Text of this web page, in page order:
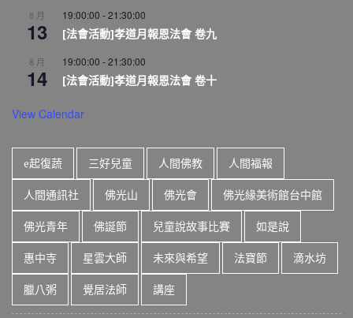
8 月
13
19:00:00 -21:30:00
[法會活動]孝道月報恩法會 卷九
8 月
14
19:00:00 -21:30:00
[法會活動]孝道月報恩法會 卷十
View Calendar
e起復蔬 三好兒童 人間佛教 人間福報
人間通訊社 佛光山 佛光會 佛光緣美術館台中館
佛光青年 佛誕節 兒童說故事比賽 如是說
惠中寺 星雲大師 未來與希望 法寶節 滴水坊
臘八粥 覺居法師 講座